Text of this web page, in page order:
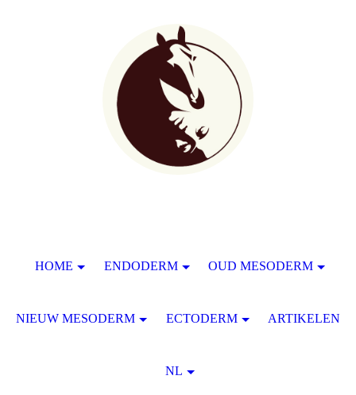
HOME ENDODERM OUD MESODERM
NIEUW MESODERM ECTODERM ARTIKELEN
NL